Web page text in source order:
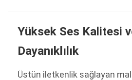
Yüksek Ses Kalitesi
Dayanıklılık
Üstün iletkenlik sağlayan